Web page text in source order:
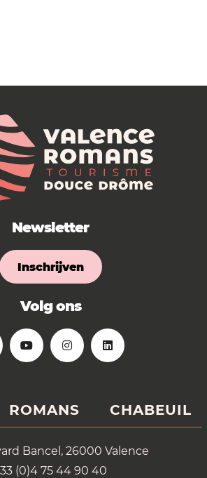
Newsletter
Inschrijven
Volg ons
ROMANS CHABEUIL
Bancel, 26000 Valence
(0)4 75 44 90 40